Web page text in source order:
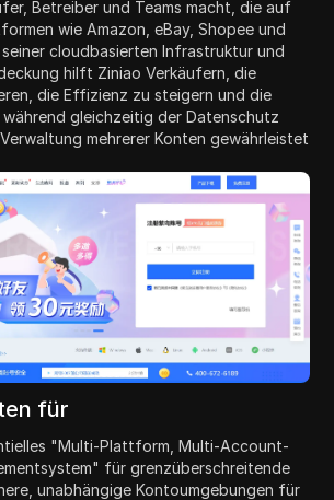
Betreiber und Teams macht, die auf
wie Amazon, eBay, Shopee und
cloudbasierten Infrastruktur und
hilft Ziniao Verkäufern, die
die Effizienz zu steigern und die
während gleichzeitig der Datenschutz
mehrerer Konten gewährleistet
für
"Multi-Plattform, Multi-Account-
für grenzüberschreitende
unabhängige Kontoumgebungen für